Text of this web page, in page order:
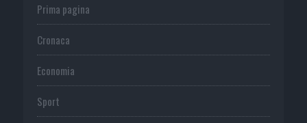
Prima pagina
Cronaca
Economia
Sport